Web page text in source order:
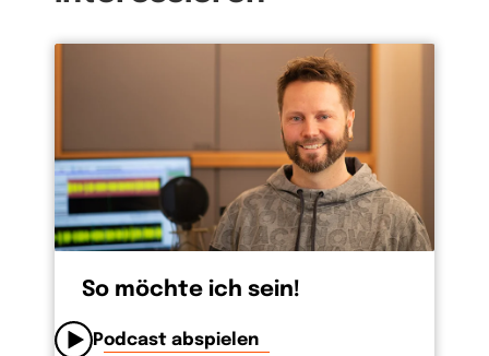
sammle meine Kräfte, um die nächsten
Wochen ganz bewusst genießen zu können
und durchstarten zu können. Gerne mit
So möchte ich sein!
Podcast abspielen